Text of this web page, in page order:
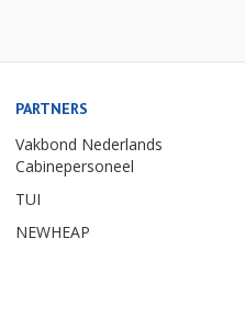
PARTNERS
Vakbond Nederlands
Cabinepersoneel
TUI
NEWHEAP